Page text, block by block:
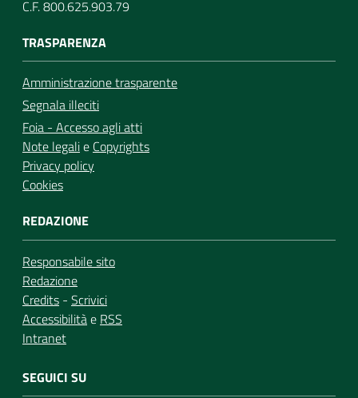
C.F. 800.625.903.79
TRASPARENZA
Amministrazione trasparente
Segnala illeciti
Foia - Accesso agli atti
Note legalie Copyrights
Privacy policy
Cookies
REDAZIONE
Responsabile sito
Redazione
Credits - Scrivici
Accessibilitàe RSS
Intranet
SEGUICI SU